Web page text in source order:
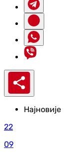
Најновије
22
09